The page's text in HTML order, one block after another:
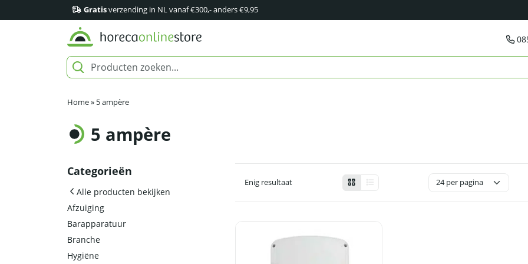
Gratisverzending in NL vanaf €300,- anders €9,95
Home» 5 ampère
5 ampère
Categorieën
Alle producten bekijken
Afzuiging
Barapparatuur
Branche
Hygiëne
Enig resultaat